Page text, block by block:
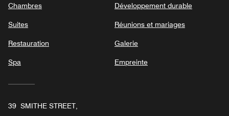
Chambres
Suites
Restauration
Spa
Développement durable
Réunions et mariages
Galerie
Empreinte
39 SMITHE STREET,